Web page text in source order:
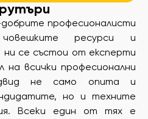
професионалисти
ресурси и
се състои от експерти
на всички професионални
не само опита и
но и техните
Всеки един от тях е